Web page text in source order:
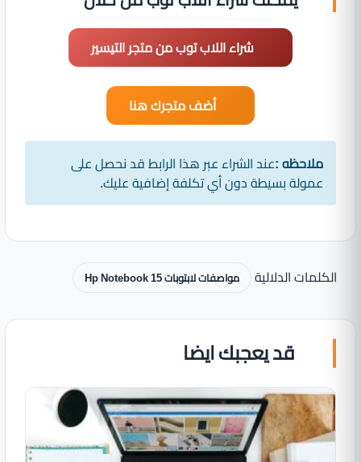
شراء اللاب توب من متجر التيسير
أضف متجرك هنا
ملاحظه :عند الشراء عبر هذا الرابط قد نحصل على
عمولة بسيطة دون أي تكلفة إضافية عليك.
الكلمات الدلالية مواصفات لابتوبات Hp Notebook 15
قد يعجبك ايضا